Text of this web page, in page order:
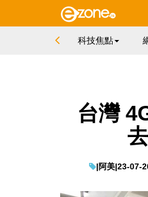
科技焦點
台灣
|阿美|23-07-